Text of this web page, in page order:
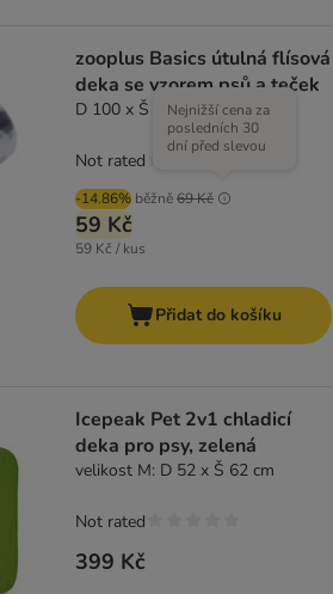
zooplus Basics útulná flísová
deka se vzorem psů a teček
D 100 x Š 70 cm
-14.86% běžně69 Kč
Nejnižší cena za
posledních 30
dní před slevou
59 Kč
59 Kč / kus
Not rated
Přidat do košíku
Icepeak Pet 2v1 chladicí
deka pro psy, zelená
velikost M: D 52 x Š 62 cm
399 Kč
Not rated